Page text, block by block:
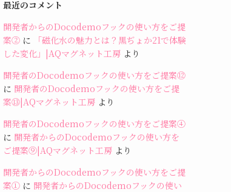
最近のコメント
開発者からのDocodemoフックの使い方をご提
案② に
「磁化水の魅力とは？黒ぢょか21で体験
した変化」|AQマグネット工房 より
開発者のDocodemoフックの使い方をご提案⑫
に 開発者のDocodemoフックの使い方をご提
案⑬|AQマグネット工房 より
開発者のDocodemoフックの使い方をご提案④
に 開発者からのDocodemoフックの使い方を
ご提案⑨|AQマグネット工房 より
開発者からのDocodemoフックの使い方をご提
案① に 開発者からのDocodemoフックの使い